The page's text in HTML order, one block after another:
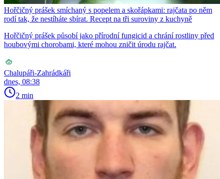
Hořčičný prášek smíchaný s popelem a skořápkami: rajčata po něm
rodí tak, že nestíháte sbírat. Recept na tři suroviny z kuchyně
Hořčičný prášek působí jako přírodní fungicid a chrání rostliny před
houbovými chorobami, které mohou zničit úrodu rajčat.
Chalupáři-Zahrádkáři
dnes, 08:38
2 min